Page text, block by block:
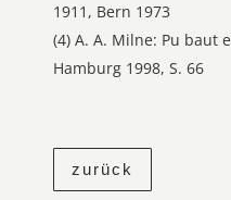
1911, Bern 1973
(4) A. A. Milne: Pu baut
Hamburg 1998, S. 66
zurück